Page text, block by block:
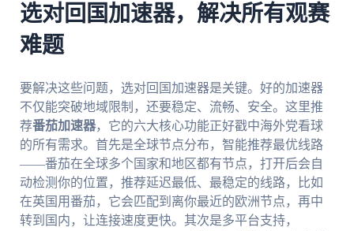
选对回国加速器，解决所有观赛
难题
要解决这些问题，选对回国加速器是关键。好的加速器
不仅能突破地域限制，还要稳定、流畅、安全。这里推
荐番茄加速器，它的六大核心功能正好戳中海外党看球
的所有需求。首先是全球节点分布，智能推荐最优线路
——番茄在全球多个国家和地区都有节点，打开后会自
动检测你的位置，推荐延迟最低、最稳定的线路，比如
在英国用番茄，它会匹配到离你最近的欧洲节点，再中
转到国内，让连接速度更快。其次是多平台支持，